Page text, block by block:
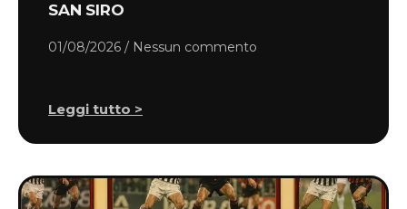
SAN SIRO
01/08/2026 Nessun commento
Leggi tutto >